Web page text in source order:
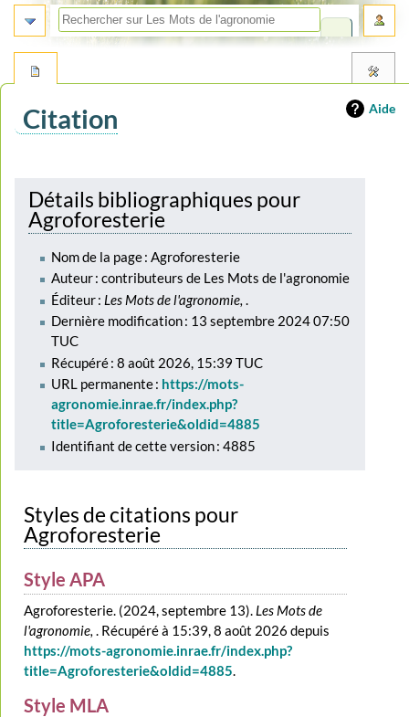
Aide
Citation
navigation
recherche
Détails bibliographiques pour
Agroforesterie
Nom de la page : Agroforesterie
Auteur : contributeurs de Les Mots de l'agronomie
Éditeur : Les Mots de l'agronomie, .
Dernière modification : 13 septembre 2024 07:50
TUC
Récupéré : 8 août 2026, 15:39 TUC
URL permanente : https://mots-
agronomie.inrae.fr/index.php?
title=Agroforesterie&oldid=4885
Identifiant de cette version : 4885
Styles de citations pour
Agroforesterie
Style APA
Agroforesterie. (2024, septembre 13). Les Mots de
l'agronomie,. Récupéré à 15:39, 8 août 2026 depuis
https://mots-agronomie.inrae.fr/index.php?
title=Agroforesterie&oldid=4885.
Style MLA